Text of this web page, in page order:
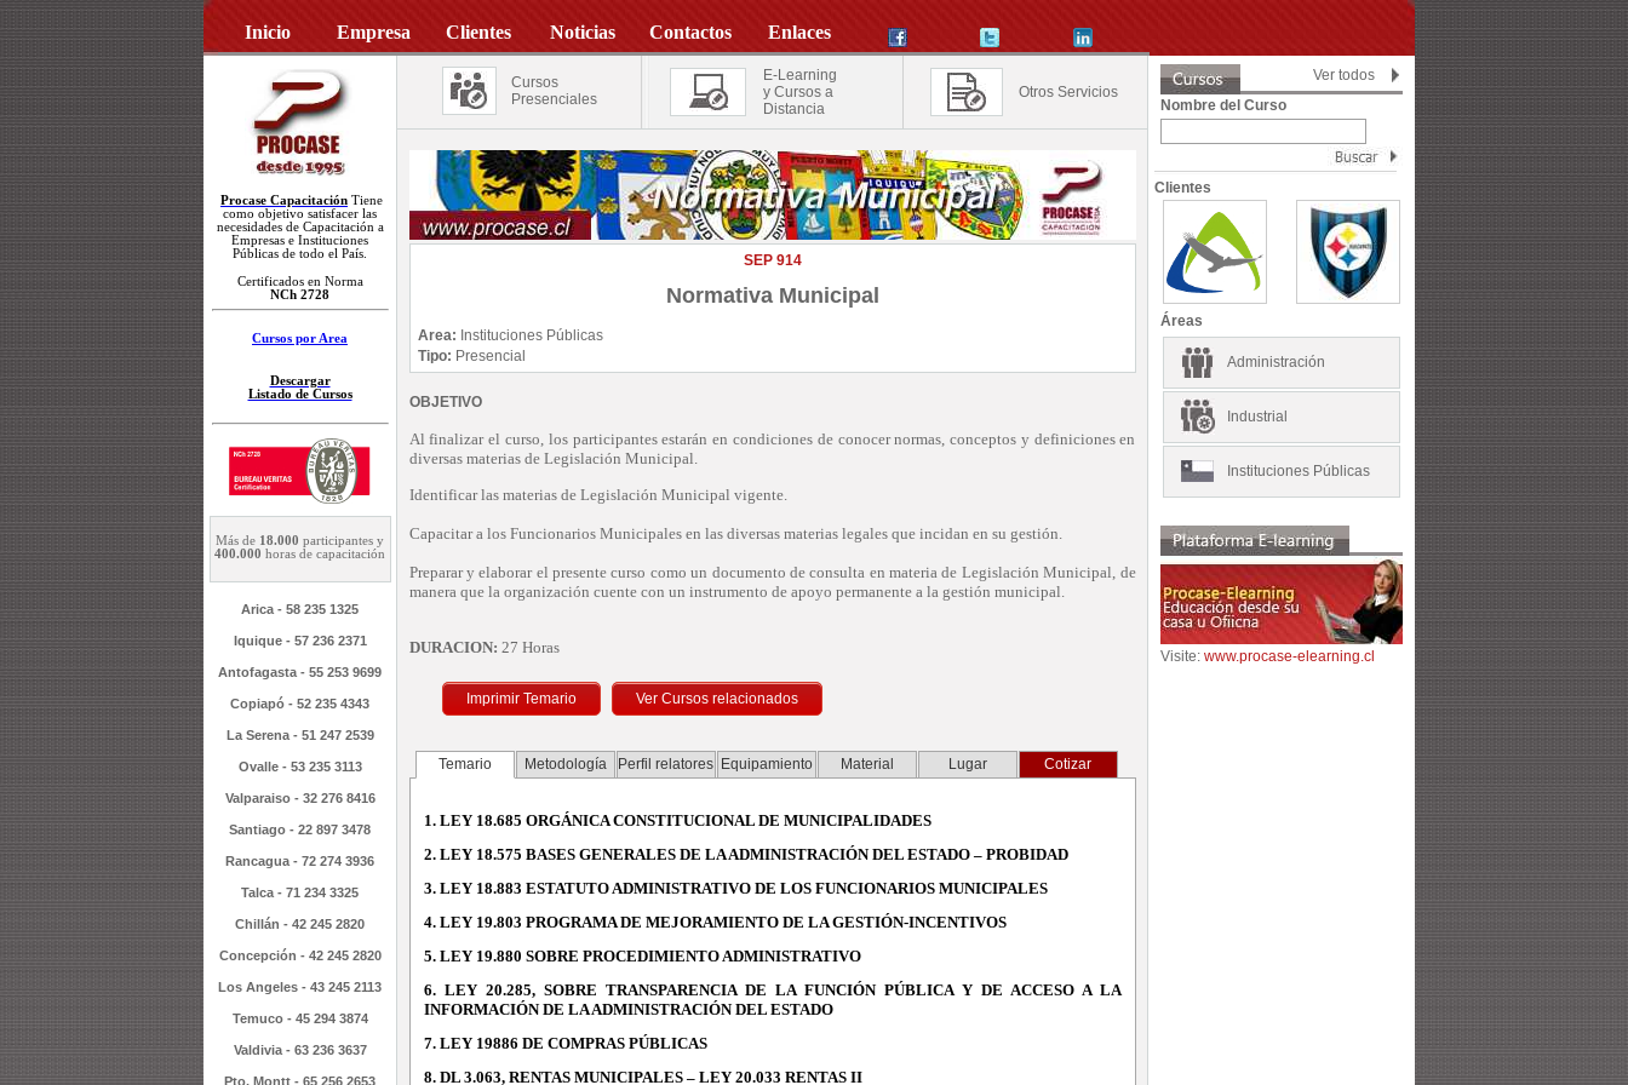
Inicio Empresa Clientes Noticias Contactos Enlaces
Procase Capacitación Tiene
como objetivo satisfacer las
necesidades de Capacitación a
Empresas e Instituciones
Públicas de todo el País.
Certificados en Norma
NCh 2728
Cursos por Area
Descargar
Listado de Cursos
Más de 18.000 participantes y
400.000 horas de capacitación
Arica - 58 235 1325
Iquique - 57 236 2371
Antofagasta - 55 253 9699
Copiapó - 52 235 4343
La Serena - 51 247 2539
Ovalle - 53 235 3113
Valparaiso - 32 276 8416
Santiago - 22 897 3478
Rancagua - 72 274 3936
Talca - 71 234 3325
Chillán - 42 245 2820
Concepción - 42 245 2820
Los Angeles - 43 245 2113
Temuco - 45 294 3874
Valdivia - 63 236 3637
Pto. Montt - 65 256 2653
Cursos
Presenciales
E-Learning
y Cursos a
Distancia
Otros Servicios
SEP 914
Normativa Municipal
Area: Instituciones Públicas
Tipo: Presencial
OBJETIVO
Al finalizar el curso, los participantes estarán en condiciones de conocer normas, conceptos y definiciones en
diversas materias de Legislación Municipal.
Identificar las materias de Legislación Municipal vigente.
Capacitar a los Funcionarios Municipales en las diversas materias legales que incidan en su gestión.
Preparar y elaborar el presente curso como un documento de consulta en materia de Legislación Municipal, de
manera que la organización cuente con un instrumento de apoyo permanente a la gestión municipal.
DURACION: 27 Horas
Imprimir Temario
Temario Metodología Perfil relatores Equipamiento Material Lugar Cotizar
1. LEY 18.685 ORGÁNICA CONSTITUCIONAL DE MUNICIPALIDADES
2. LEY 18.575 BASES GENERALES DE LA ADMINISTRACIÓN DEL ESTADO – PROBIDAD
3. LEY 18.883 ESTATUTO ADMINISTRATIVO DE LOS FUNCIONARIOS MUNICIPALES
4. LEY 19.803 PROGRAMA DE MEJORAMIENTO DE LA GESTIÓN-INCENTIVOS
5. LEY 19.880 SOBRE PROCEDIMIENTO ADMINISTRATIVO
6. LEY 20.285, SOBRE TRANSPARENCIA DE LA FUNCIÓN PÚBLICA Y DE ACCESO A LA
INFORMACIÓN DE LA ADMINISTRACIÓN DEL ESTADO
7. LEY 19886 DE COMPRAS PÚBLICAS
8. DL 3.063, RENTAS MUNICIPALES – LEY 20.033 RENTAS II
Ver todos
Nombre del Curso
Clientes
Áreas
Administración
Industrial
Instituciones Públicas
Visite: www.procase-elearning.cl